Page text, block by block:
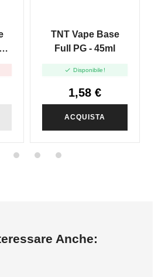
TNT Vape Base
Full PG - 45ml
 Disponibile!
1,58 €
ACQUISTA
Anche: